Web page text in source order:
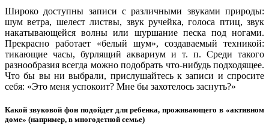
Широко доступны записи с различными звуками природы:
шум ветра, шелест листвы, звук ручейка, голоса птиц, звук
накатывающейся волны или шуршание песка под ногами.
Прекрасно работает «белый шум», создаваемый техникой:
тикающие часы, бурлящий аквариум и т. п. Среди такого
разнообразия всегда можно подобрать что-нибудь подходящее.
Что бы вы ни выбрали, прислушайтесь к записи и спросите
себя: «Это меня успокоит? Мне бы захотелось заснуть?»
Какой звуковой фон подойдет для ребенка, проживающего в «активном
доме» (например, в многодетной семье)